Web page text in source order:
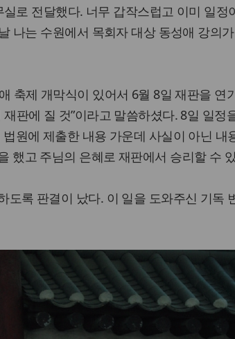
로 전달했다. 너무 갑작스럽고 이미 일정
나는 수원에서 목회자 대상 동성애 강의
축제 개막식이 있어서 6월 8일 재판을 연
판에 질 것”이라고 말씀하셨다. 8일 일정
원에 제출한 내용 가운데 사실이 아닌 내
했고 주님의 은혜로 재판에서 승리할 수
도록 판결이 났다. 이 일을 도와주신 기독